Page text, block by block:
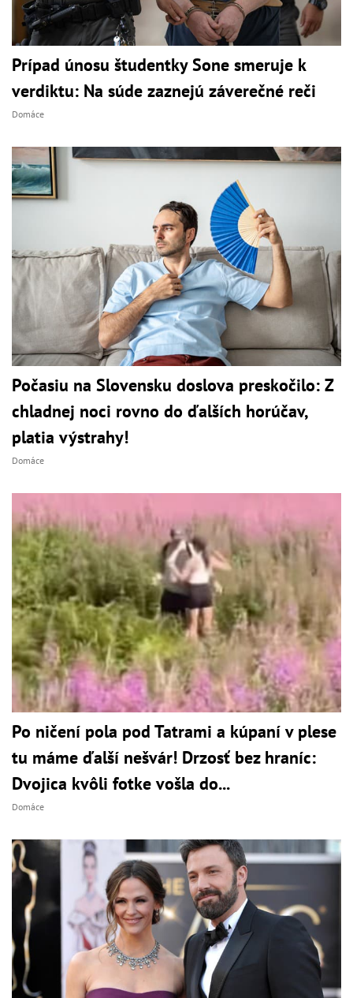
Prípad únosu študentky Sone smeruje k
verdiktu: Na súde zaznejú záverečné reči
Domáce
Počasiu na Slovensku doslova preskočilo: Z
chladnej noci rovno do ďalších horúčav,
platia výstrahy!
Domáce
Po ničení pola pod Tatrami a kúpaní v plese
tu máme ďalší nešvár! Drzosť bez hraníc:
Dvojica kvôli fotke vošla do...
Domáce